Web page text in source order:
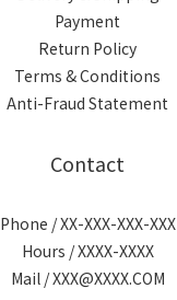
Payment
Return Policy
Terms & Conditions
Anti-Fraud Statement
Contact
Phone / XX-XXX-XXX-XXX
Hours / XXXX-XXXX
Mail / XXX@XXXX.COM